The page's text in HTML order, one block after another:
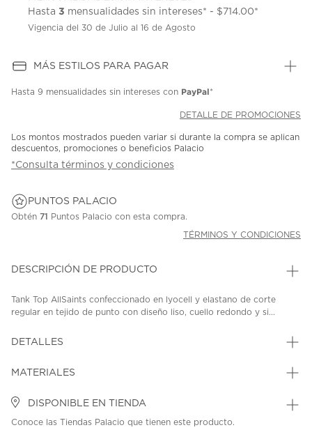
Hasta 3 mensualidades sin intereses* - $714.00*
Vigencia del 30 de Julio al 16 de Agosto
MÁS ESTILOS PARA PAGAR
Hasta 9 mensualidades sin intereses con PayPal*
DETALLE DE PROMOCIONES
Los montos mostrados pueden variar si durante la compra se aplican
descuentos, promociones o beneficios Palacio
*Consulta términos y condiciones
PUNTOS PALACIO
Obtén 71 Puntos Palacio con esta compra.
TÉRMINOS Y CONDICIONES
DESCRIPCIÓN DE PRODUCTO
Tank Top AllSaints confeccionado en lyocell y elastano de corte
regular en tejido de punto con diseño liso, cuello redondo y si...
DETALLES
MATERIALES
DISPONIBLE EN TIENDA
Conoce las Tiendas Palacio que tienen este producto.